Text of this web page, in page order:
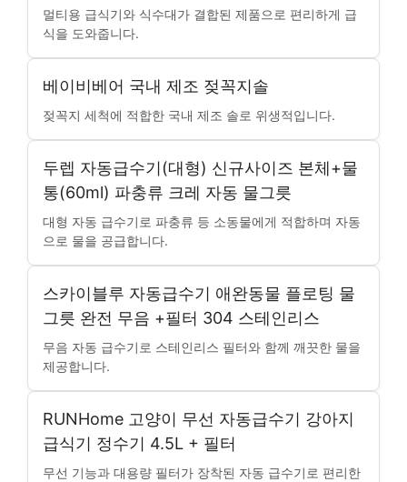
멀티용 급식기와 식수대가 결합된 제품으로 편리하게 급
식을 도와줍니다.
베이비베어 국내 제조 젖꼭지솔
젖꼭지 세척에 적합한 국내 제조 솔로 위생적입니다.
두렙 자동급수기(대형) 신규사이즈 본체+물
통(60ml) 파충류 크레 자동 물그릇
대형 자동 급수기로 파충류 등 소동물에게 적합하며 자동
으로 물을 공급합니다.
스카이블루 자동급수기 애완동물 플로팅 물
그릇 완전 무음 +필터 304 스테인리스
무음 자동 급수기로 스테인리스 필터와 함께 깨끗한 물을
제공합니다.
RUNHome 고양이 무선 자동급수기 강아지
급식기 정수기 4.5L + 필터
무선 기능과 대용량 필터가 장착된 자동 급수기로 편리한